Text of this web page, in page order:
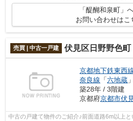
「醍醐和泉町」
お問い合わせはこ
売買 | 中古一戸建 伏見区日野野色町
京都地下鉄東西
奈良線 「六地蔵
築28年 / 3階建
京都府京都市伏
中古の戸建て物件のご紹介♪前面道路6m以上